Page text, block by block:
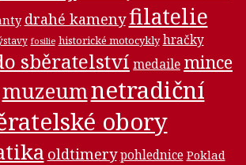
drahé kamenyfilatelie
fosilie historické motocykly hračky
sběratelství medaile mince
muzeumnetradiční
obory
oldtimery pohlednice Poklad